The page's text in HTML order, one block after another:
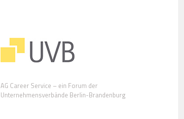
AG Career Service – ein Forum der
Unternehmensverbände Berlin-Brandenburg